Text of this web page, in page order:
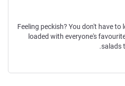
Feeling peckish? You don't have to
loaded with everyone's
salads